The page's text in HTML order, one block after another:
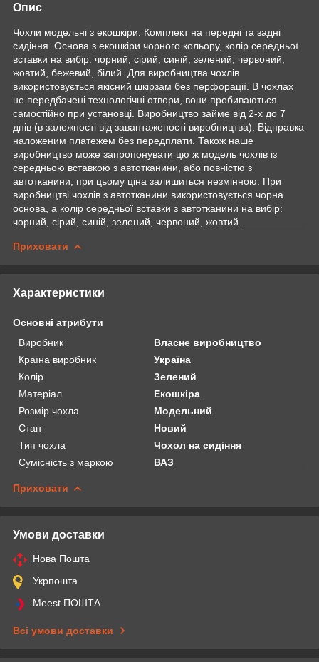
Опис
Чохли модельні з екошкіри. Комплект на передні та задні
сидіння. Основа з екошкіри чорного кольору, колір середньої
вставки на вибір: чорний, сірий, синій, зелений, червоний,
жовтий, бежевий, білий. Для виробництва чохлів
використовується якісний шкірзам без перфорації. В чохлах
не передбачені технологічні отвори, вони пробиваються
самостійно при установці. Виробництво займе від 2-х до 7
днів (в залежності від завантаженості виробництва). Відправка
наложеним платежем без передплати. Також наше
виробництво може запропонувати цю ж модель чохлів із
середньою вставкою з автотканини, або повністю з
автотканини, при цьому ціна залишиться незмінною. При
виробництві чохлів з автотканини використовується чорна
основа, а колір середньої вставки з автотканини на вибір:
чорний, сірий, синій, зелений, червоний, жовтий.
Приховати
Характеристики
Основні атрибути
Виробник
Власне виробництво
Країна виробник
Україна
Колір
Зелений
Матеріал
Екошкіра
Розмір чохла
Модельний
Стан
Новий
Тип чохла
Чохол на сидіння
Сумісність з маркою
ВАЗ
Приховати
Умови доставки
Нова Пошта
Укрпошта
Meest ПОШТА
Всі умови доставки